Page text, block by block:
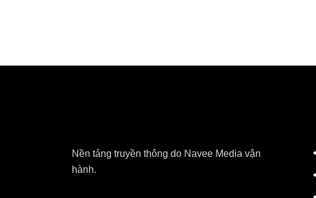
Nền tảng truyền thông do Navee Media vận
hành.